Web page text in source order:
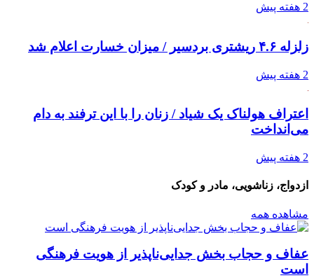
2 هفته پیش
زلزله ۴.۶ ریشتری بردسیر / میزان خسارت اعلام شد
2 هفته پیش
اعتراف هولناک یک شیاد / زنان را با این ترفند به دام
می‌انداخت
2 هفته پیش
ازدواج، زناشویی، مادر و کودک
مشاهده همه
عفاف و حجاب بخش جدایی‌ناپذیر از هویت فرهنگی
است